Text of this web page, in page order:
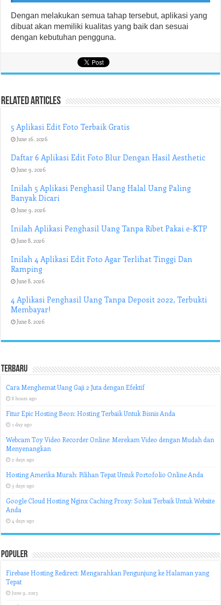
Dengan melakukan semua tahap tersebut, aplikasi yang
dibuat akan memiliki kualitas yang baik dan sesuai
dengan kebutuhan pengguna.
Related Articles
5 Aplikasi Edit Foto Terbaik Gratis
June 16, 2026
Daftar 6 Aplikasi Edit Foto Blur Dengan Hasil Aesthetic
June 9, 2026
Inilah 5 Aplikasi Penghasil Uang Halal Uang Paling
Banyak Dicari
June 9, 2026
Inilah Aplikasi Penghasil Uang Tanpa Ribet Pakai e-KTP
June 8, 2026
Inilah 4 Aplikasi Edit Foto Agar Terlihat Tinggi Dan
Ramping
June 8, 2026
4 Aplikasi Penghasil Uang Tanpa Deposit 2022, Terbukti
Membayar!
June 8, 2026
Terbaru
Cara Menghemat Uang Gaji 2 Juta dengan Efektif
8 hours ago
Fitur Epic Hosting Beon: Hosting Terbaik Untuk Bisnis Anda
1 day ago
Webcam Toy Video Recorder Online: Merekam Video dengan Mudah dan
Menyenangkan
2 days ago
Hosting Amerika Murah: Pilihan Tepat Untuk Portofolio Online Anda
3 days ago
Google Cloud Hosting Nginx Caching Proxy: Solusi Terbaik Untuk Website
Anda
4 days ago
Populer
Firebase Hosting Redirect: Mengarahkan Pengunjung ke Halaman yang
Tepat
June 9, 2023